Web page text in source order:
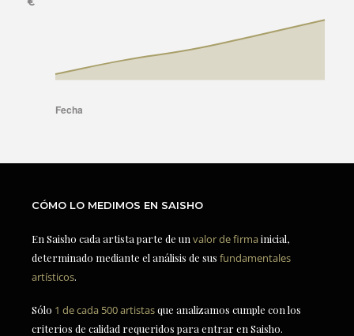
CÓMO LO MEDIMOS EN SAISHO
En Saisho cada artista parte de un valor de firmainicial,
determinado mediante el análisis de sus fundamentales
artísticos.
Sólo 1 de cada 500 artistasque analizamos cumple con los
criterios de calidad requeridos para entrar en Saisho.